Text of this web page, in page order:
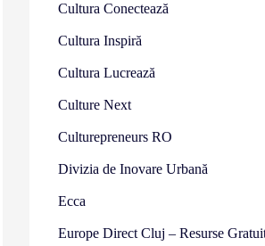
Cultura Conectează
Cultura Inspiră
Cultura Lucrează
Culture Next
Culturepreneurs RO
Divizia de Inovare Urbană
Ecca
Europe Direct Cluj – Resurse